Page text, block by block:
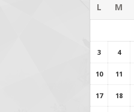
L M
3 4
10 11
17 18
BUSINESS
VER DETALLE